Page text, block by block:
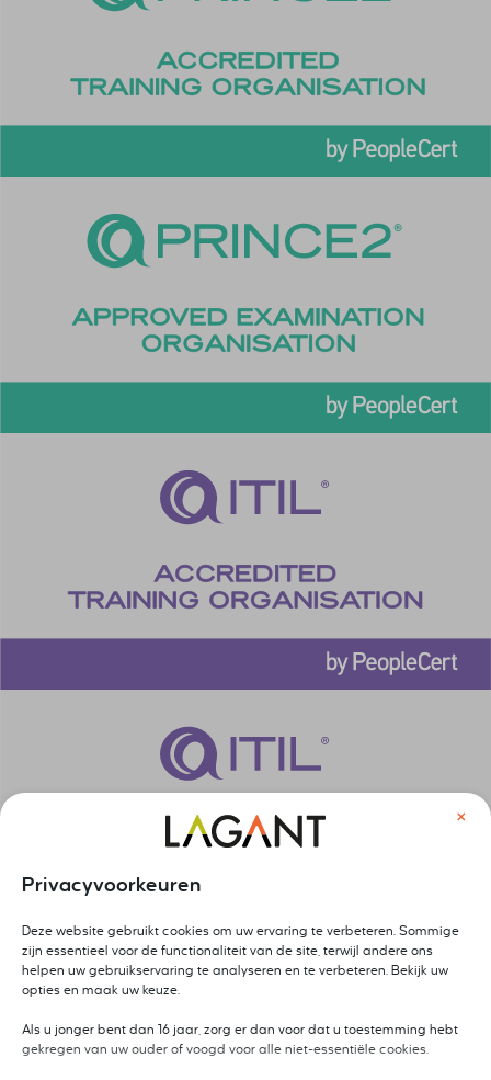
Privacyvoorkeuren
×
Deze website gebruikt cookies om uw ervaring te verbeteren. Sommige
zijn essentieel voor de functionaliteit van de site, terwijl andere ons
helpen uw gebruikservaring te analyseren en te verbeteren. Bekijk uw
opties en maak uw keuze.
Als u jonger bent dan 16 jaar, zorg er dan voor dat u toestemming hebt
gekregen van uw ouder of voogd voor alle niet-essentiële cookies.